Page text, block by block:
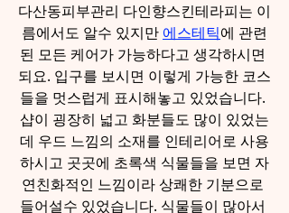
다산동피부관리 다인향스킨테라피는 이
름에서도 알수 있지만 에스테틱에 관련
된 모든 케어가 가능하다고 생각하시면
되요. 입구를 보시면 이렇게 가능한 코스
들을 멋스럽게 표시해놓고 있었습니다.
샵이 굉장히 넓고 화분들도 많이 있었는
데 우드 느낌의 소재를 인테리어로 사용
하시고 곳곳에 초록색 식물들을 보면 자
연친화적인 느낌이라 상쾌한 기분으로
들어설수 있었습니다. 식물들이 많아서